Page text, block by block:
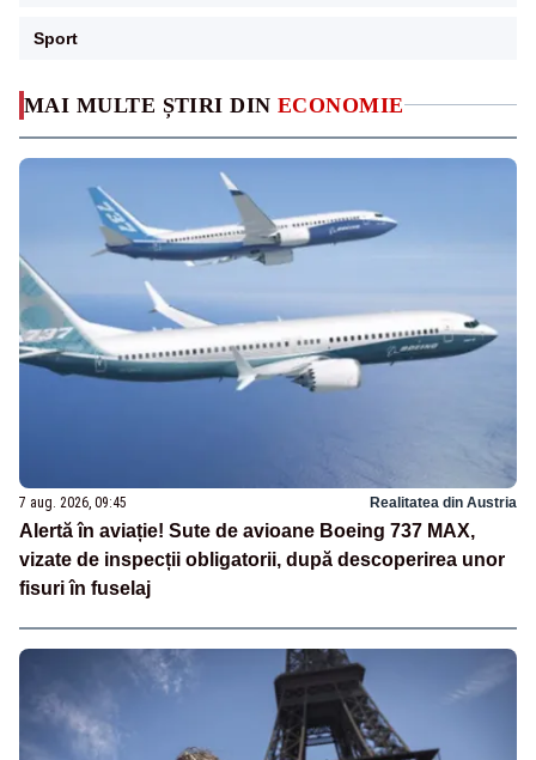
MAI MULTE ȘTIRI DIN ECONOMIE
7 aug. 2026, 09:45 Realitatea din Austria
Alertă în aviație! Sute de avioane Boeing 737 MAX,
vizate de inspecții obligatorii, după descoperirea unor
fisuri în fuselaj
Sport